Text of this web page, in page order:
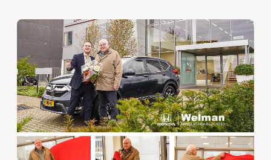
Over ons
Webshop
Contact